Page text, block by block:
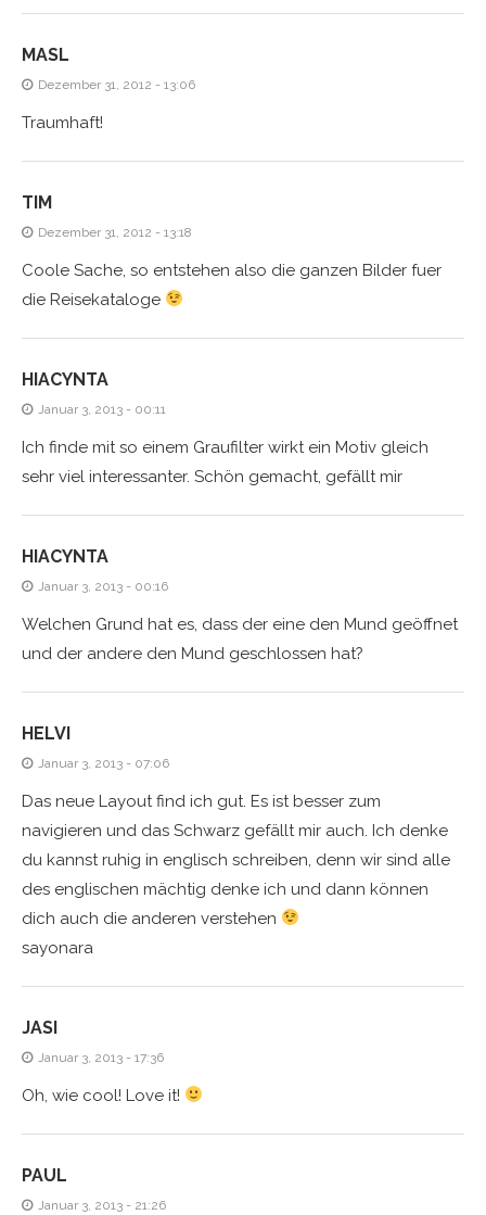
MASL
Dezember 31, 2012 - 13:06
Traumhaft!
TIM
Dezember 31, 2012 - 13:18
Coole Sache, so entstehen also die ganzen Bilder fuer
die Reisekataloge
HIACYNTA
Januar 3, 2013 - 00:11
Ich finde mit so einem Graufilter wirkt ein Motiv gleich
sehr viel interessanter. Schön gemacht, gefällt mir
HIACYNTA
Januar 3, 2013 - 00:16
Welchen Grund hat es, dass der eine den Mund geöffnet
und der andere den Mund geschlossen hat?
HELVI
Januar 3, 2013 - 07:06
Das neue Layout find ich gut. Es ist besser zum
navigieren und das Schwarz gefällt mir auch. Ich denke
du kannst ruhig in englisch schreiben, denn wir sind alle
des englischen mächtig denke ich und dann können
dich auch die anderen verstehen
sayonara
JASI
Januar 3, 2013 - 17:36
Oh, wie cool! Love it!
PAUL
Januar 3, 2013 - 21:26